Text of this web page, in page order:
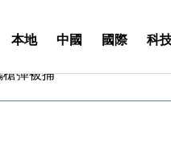
本地 中國 國際 科
港及東京半島
減人手
租用Google晶片